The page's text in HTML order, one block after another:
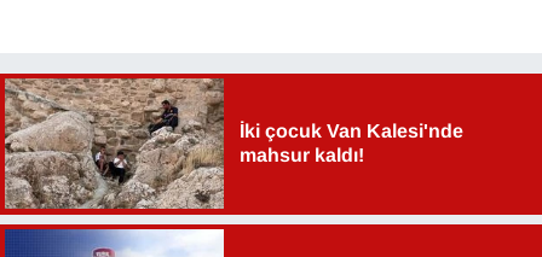
İki çocuk Van Kalesi'nde
mahsur kaldı!